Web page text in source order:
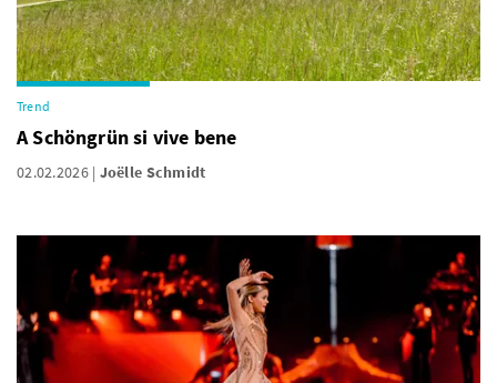
Trend
A Schöngrün si vive bene
02.02.2026 Joëlle Schmidt